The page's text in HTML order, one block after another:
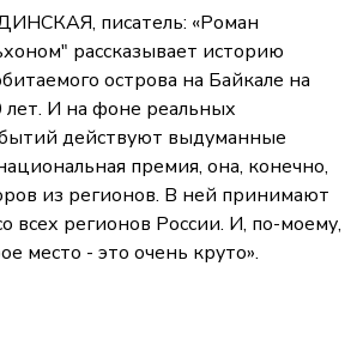
писатель: «Роман
рассказывает историю
острова на Байкале на
И на фоне реальных
действуют выдуманные
премия, она, конечно,
из регионов. В ней принимают
всех регионов России. И, по-моему,
место - это очень круто».